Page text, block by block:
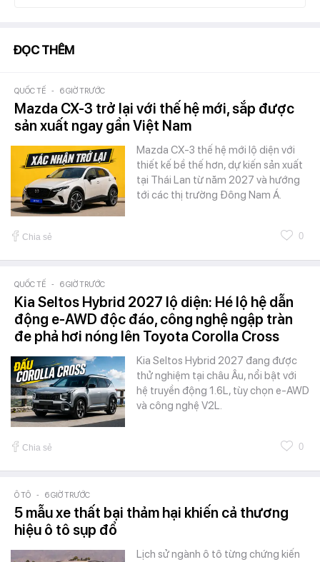
ĐỌC THÊM
QUỐC TẾ - 6 GIỜ TRƯỚC
Mazda CX-3 trở lại với thế hệ mới, sắp được
sản xuất ngay gần Việt Nam
Mazda CX-3 thế hệ mới lộ diện với
thiết kế bề thế hơn, dự kiến sản xuất
tại Thái Lan từ năm 2027 và hướng
tới các thị trường Đông Nam Á.
Chia sẻ 0
QUỐC TẾ - 6 GIỜ TRƯỚC
Kia Seltos Hybrid 2027 lộ diện: Hé lộ hệ dẫn
động e-AWD độc đáo, công nghệ ngập tràn
đe phả hơi nóng lên Toyota Corolla Cross
Kia Seltos Hybrid 2027 đang được
thử nghiệm tại châu Âu, nổi bật với
hệ truyền động 1.6L, tùy chọn e-AWD
và công nghệ V2L.
Chia sẻ 0
Ô TÔ - 6 GIỜ TRƯỚC
5 mẫu xe thất bại thảm hại khiến cả thương
hiệu ô tô sụp đổ
Lịch sử ngành ô tô từng chứng kiến